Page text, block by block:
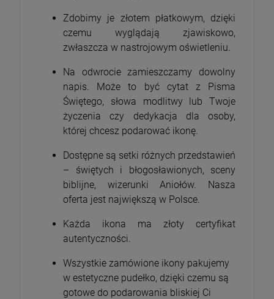
Zdobimy je złotem płatkowym, dzięki
czemu wyglądają zjawiskowo,
zwłaszcza w nastrojowym oświetleniu.
Na odwrocie zamieszczamy dowolny
napis. Może to być cytat z Pisma
Świętego, słowa modlitwy lub Twoje
życzenia czy dedykacja dla osoby,
której chcesz podarować ikonę.
Dostępne są setki różnych przedstawień
– świętych i błogosławionych, sceny
biblijne, wizerunki Aniołów. Nasza
oferta jest największą w Polsce.
Każda ikona ma złoty certyfikat
autentyczności.
Wszystkie zamówione ikony pakujemy
w estetyczne pudełko, dzięki czemu są
gotowe do podarowania bliskiej Ci